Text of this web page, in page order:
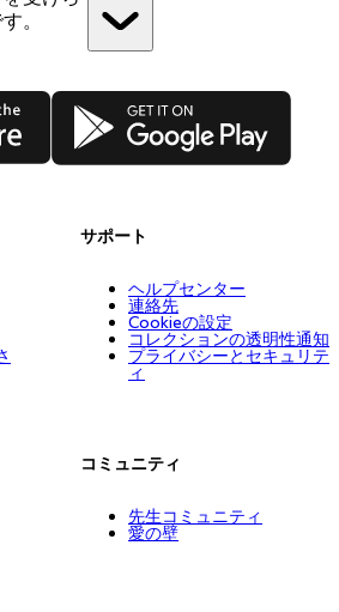
。
Google Play
サポート
ヘルプセンター
連絡先
Cookieの設定
コレクションの透明性通知
プライバシーとセキュリテ
ィ
コミュニティ
先生コミュニティ
愛の壁